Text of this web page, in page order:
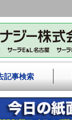
記事検索